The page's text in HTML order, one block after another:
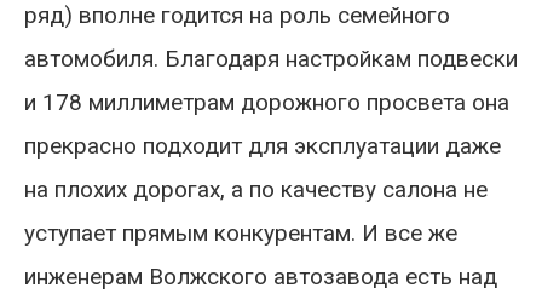
ряд) вполне годится на роль семейного
автомобиля. Благодаря настройкам подвески
и 178 миллиметрам дорожного просвета она
прекрасно подходит для эксплуатации даже
на плохих дорогах, а по качеству салона не
уступает прямым конкурентам. И все же
инженерам Волжского автозавода есть над